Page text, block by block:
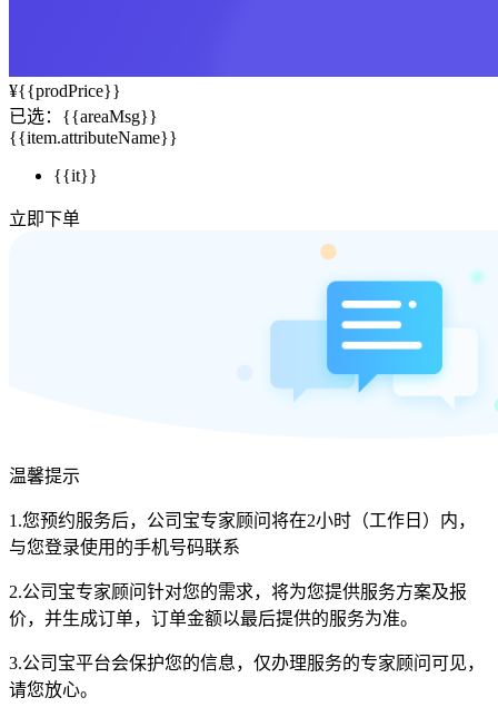
¥{{prodPrice}}
已选： {{areaMsg}}
{{item.attributeName}}
{{it}}
立即下单
温馨提示
1.您预约服务后，公司宝专家顾问将在2小时（工作日）内，
与您登录使用的手机号码联系
2.公司宝专家顾问针对您的需求，将为您提供服务方案及报
价，并生成订单，订单金额以最后提供的服务为准。
3.公司宝平台会保护您的信息，仅办理服务的专家顾问可见，
请您放心。